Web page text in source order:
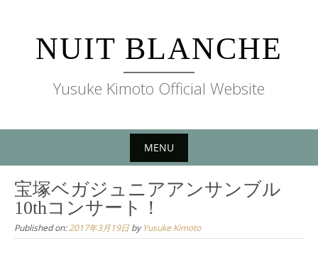
contentNUIT BLANCHE
Yusuke Kimoto Official Website
MENU
content
宝塚ベガジュニアアンサンブル
10thコンサート！
Published on:2017年3月19日 byYusuke Kimoto